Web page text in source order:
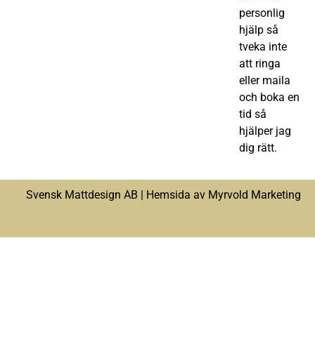
personlig
hjälp så
tveka inte
att ringa
eller maila
och boka en
tid så
hjälper jag
dig rätt.
Svensk Mattdesign AB | Hemsida av Myrvold Marketing